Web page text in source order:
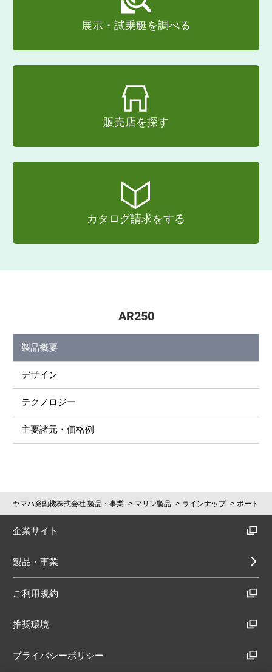
展示・試乗艇を調べる
販売店を探す
カタログ請求をする
AR250
製品概要
デザイン
テクノロジー
主要諸元・価格例
ヤマハ発動機株式会社 製品・事業 マリン製品 ラインナップ ボート
企業サイト
製品・事業
ご利用規約
推奨環境
プライバシーポリシー